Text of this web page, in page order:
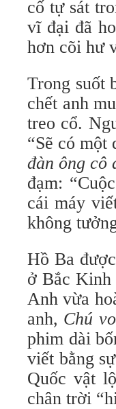
cố tự sát
vĩ đại đã
hơn cõi hư
Trong suốt
chết anh
treo cổ.
“Sẽ có một
đàn ông cô
đạm:
cái máy
không
Hồ Ba
ở Bắc Kinh
Anh vừa
anh, Chú
phim dài
viết bằng
Quốc vật
chân trời